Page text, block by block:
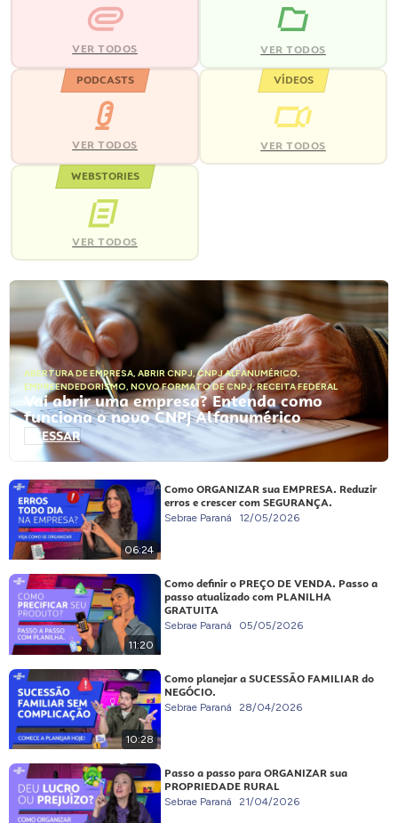
VER TODOS VER TODOS
PODCASTS
VER TODOS
VÍDEOS
VER TODOS
WEBSTORIES
VER TODOS
ABERTURA DE EMPRESA, ABRIR CNPJ,CNPJ ALFANUMÉRICO,
EMPREENDEDORISMO, NOVO FORMATO DE CNPJ,RECEITA FEDERAL
Vai abrir uma empresa? Entenda como
funciona o novo CNPJ Alfanumérico
ACESSAR
06:24
Como ORGANIZAR sua EMPRESA. Reduzir
erros e crescer com SEGURANÇA.
Sebrae Paraná 12/05/2026
11:20
Como definir o PREÇO DE VENDA. Passo a
passo atualizado com PLANILHA
GRATUITA
Sebrae Paraná 05/05/2026
10:28
Como planejar a SUCESSÃO FAMILIAR do
NEGÓCIO.
Sebrae Paraná 28/04/2026
Passo a passo para ORGANIZAR sua
PROPRIEDADE RURAL
Sebrae Paraná 21/04/2026